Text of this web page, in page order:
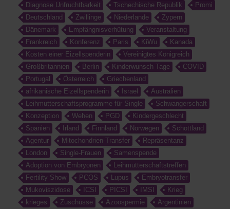
Diagnose Unfruchtbarkeit
Tschechische Republik
Promi
Deutschland
Zwillinge Niederlande
Zypern
Dänemark
Empfängnisverhütung
Veranstaltung
Frankreich
Konferenz Paris KiWu
Kanada
Kosten einer Eizellspenderin
Vereinigtes Königreich
Großbritannien
Berlin Kinderwunsch Tage
COVID
Portugal
Österreich
Griechenland
afrikanische Eizellspenderin
Israel
Australien
Leihmutterschaftsprogramme für Single
Schwangerschaft
Konzeption
Wehen PGD
Kindergeschlecht
Spanien
Irland Finnland Norwegen
Schottland
Agentur
Mitochondrien-Transfer
Repräsentanz
London
Single-Frauen
Samenspende
Adoption von Embryonen
Leihmutterschaftstreffen
Fertility Show
PCOS Lupus
Embryotransfer
Mukoviszidose
ICSI PICSI IMSI
Krieg
krieges
Zuschüsse Azoospermie
Argentinien